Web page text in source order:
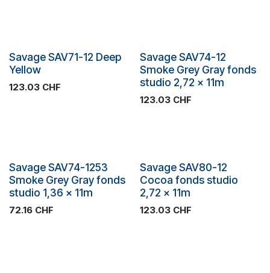
Plus de stock
Savage SAV71-12 Deep
Yellow
123.03 CHF
Savage SAV74-12
Smoke Grey Gray fonds
studio 2,72 x 11m
123.03CHF
Savage SAV74-1253
Smoke Grey Gray fonds
studio 1,36 x 11m
72.16 CHF
Plus de stock
Savage SAV80-12
Cocoa fonds studio
2,72 x 11m
123.03CHF